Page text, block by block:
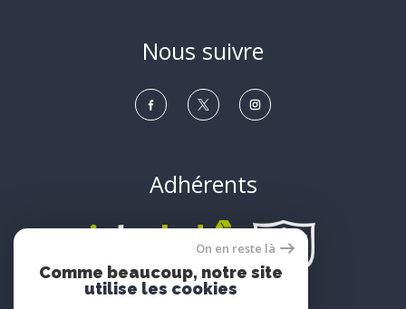
Nous suivre
Adhérents
On en reste là
Comme beaucoup, notre site
utilise les cookies